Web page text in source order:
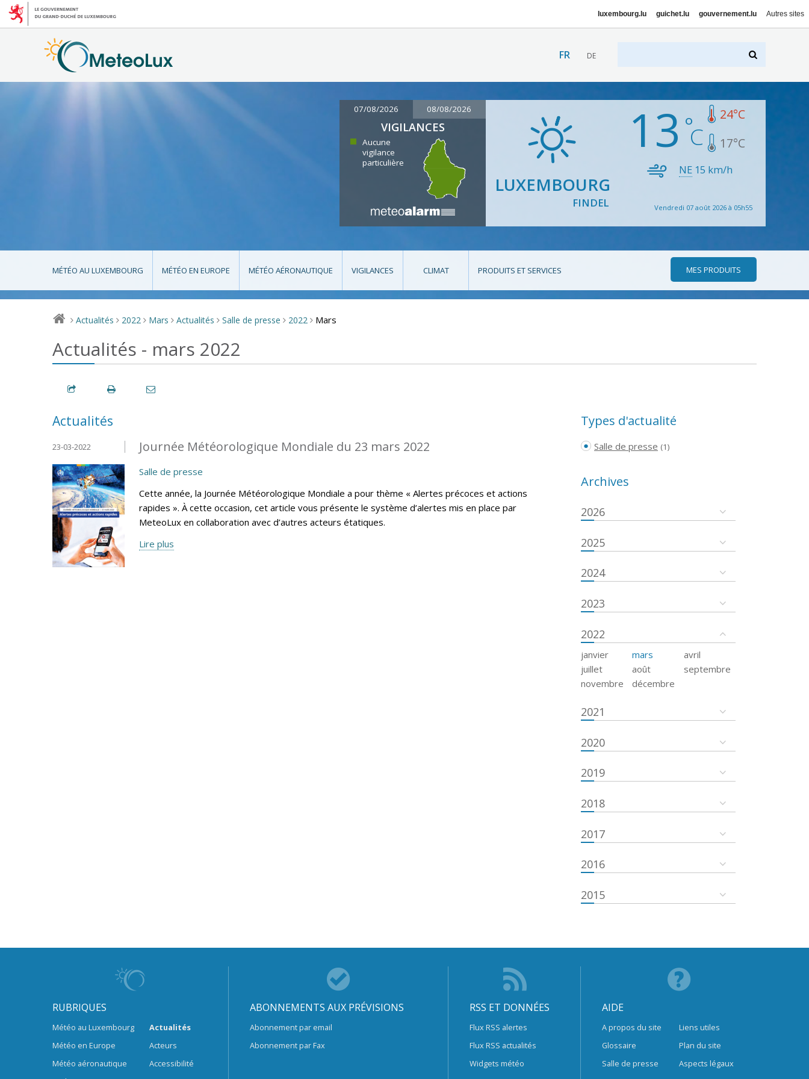
luxembourg.lu guichet.lu gouvernement.lu Autres sites
FR DE
07/08/2026 08/08/2026
VIGILANCES
Aucune
vigilance
particulière
LUXEMBOURG
FINDEL
13 24°C
17°C
NE 15 km/h
Vendredi 07 août 2026 à 05h55
MÉTÉO AU LUXEMBOURG MÉTÉO EN EUROPE MÉTÉO AÉRONAUTIQUE VIGILANCES CLIMAT PRODUITS ET SERVICES MES PRODUITS
> Actualités > 2022 > Mars > Actualités > Salle de presse > 2022 > Mars
Actualités - mars 2022
Actualités
Journée Météorologique Mondiale du 23 mars 2022
23-03-2022
Salle de presse
Cette année, la Journée Météorologique Mondiale a pour thème « Alertes précoces et actions
rapides ». À cette occasion, cet article vous présente le système d’alertes mis en place par
MeteoLux en collaboration avec d’autres acteurs étatiques.
Lire plus
Types d'actualité
Salle de presse (1)
Archives
2026
2025
2024
2023
2022
janvier mars
avril
juillet
août
septembre
novembre
décembre
2021
2020
2019
2018
2017
2016
2015
RUBRIQUES
Météo au Luxembourg
Météo en Europe
Météo aéronautique
Actualités
Acteurs
Accessibilité
ABONNEMENTS AUX PRÉVISIONS
Abonnement par email
Abonnement par Fax
RSS ET DONNÉES
Flux RSS alertes
Flux RSS actualités
Widgets météo
AIDE
A propos du site
Glossaire
Salle de presse
Liens utiles
Plan du site
Aspects légaux